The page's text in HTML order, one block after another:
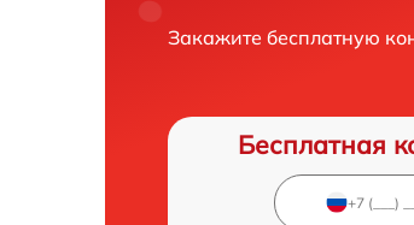
Закажите бесплатную
Бесплатная